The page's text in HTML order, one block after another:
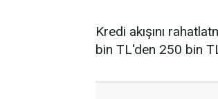
Kredi akışını
bin TL'den 250 bin